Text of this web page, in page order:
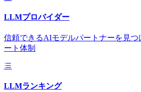
LLMプロバイダー
信頼できるAIモデルパートナーを見つ
ート体制
LLMランキング